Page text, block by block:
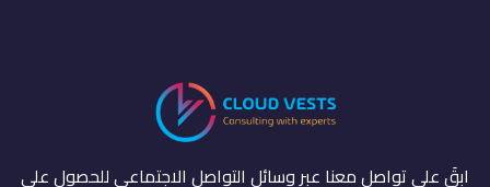
ابقَ على تواصل معنا عبر وسائل التواصل الاجتماعي للحصول على